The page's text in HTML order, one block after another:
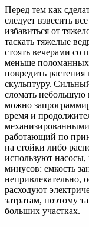
Перед тем как
следует взвесить
избавиться от
таскать тяжелые
стоять вечерами со
меньше
повредить растения
скульптуру.
сломать небольшую
можно
время и
работающий по
на стойки либо
используют
минусов: емкость
непривлекательно,
расходуют
затратам, поэтому
больших участках.